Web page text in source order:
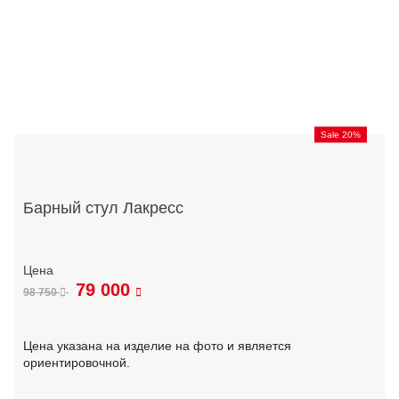
Sale 20%
Барный стул Лакресс
98 750 79 000
Цена указана на изделие на фото и является
ориентировочной.